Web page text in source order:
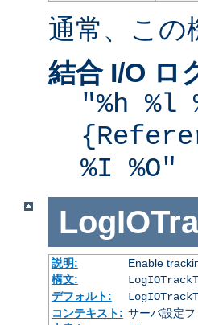
通常、この
結合 I/O ロ
"%h %l
%I %O"
説明:
Enable
構文:
デフォルト:
コンテキスト: サーバ設定